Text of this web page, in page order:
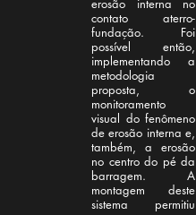
erosão interna no
contato aterro-
fundação. Foi
possível então,
implementando a
metodologia
proposta, o
monitoramento
visual do fenômeno
de erosão interna e,
também, a erosão
no centro do pé da
barragem. A
montagem deste
sistema permitiu